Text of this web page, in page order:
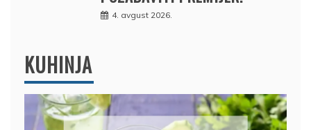
4. avgust 2026.
KUHINJA